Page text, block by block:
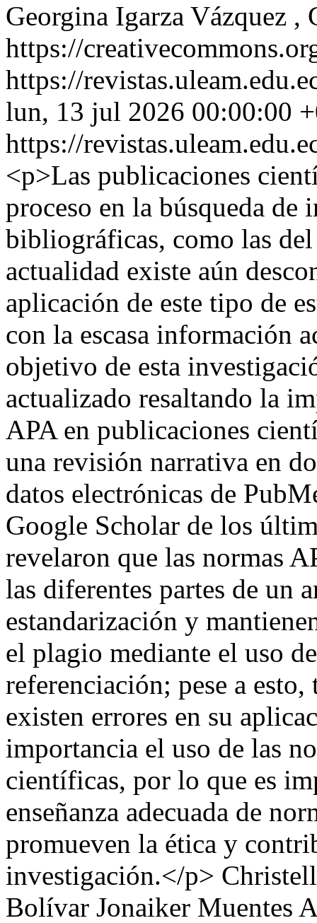
Georgina Igarza Vázquez ,
https://
https://
lun, 13 jul 2026 00:00:00
https://
<p>Las publicaciones
proceso en la búsqueda
bibliográficas, como las
actualidad existe aún
aplicación de este tipo de
con la escasa información
objetivo de esta
actualizado resaltando la
APA en publicaciones
una revisión narrativa en
datos electrónicas de
Google Scholar de los
revelaron que las normas
las diferentes partes de un
estandarización y
el plagio mediante el uso
referenciación; pese a
existen errores en su
importancia el uso de las
científicas, por lo que es
enseñanza adecuada de
promueven la ética y
investigación.</p>
Bolívar Jonaiker Muentes